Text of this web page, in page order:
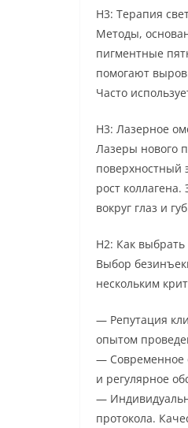
H3: Терапия
Методы,
пигментные
помогают
Часто
H3: Лазерное
Лазеры нового
поверхностный
рост
вокруг глаз и
H2: Как
Выбор
нескольким
— Репутация
опытом
— Современное
и регулярное
—
протокола.